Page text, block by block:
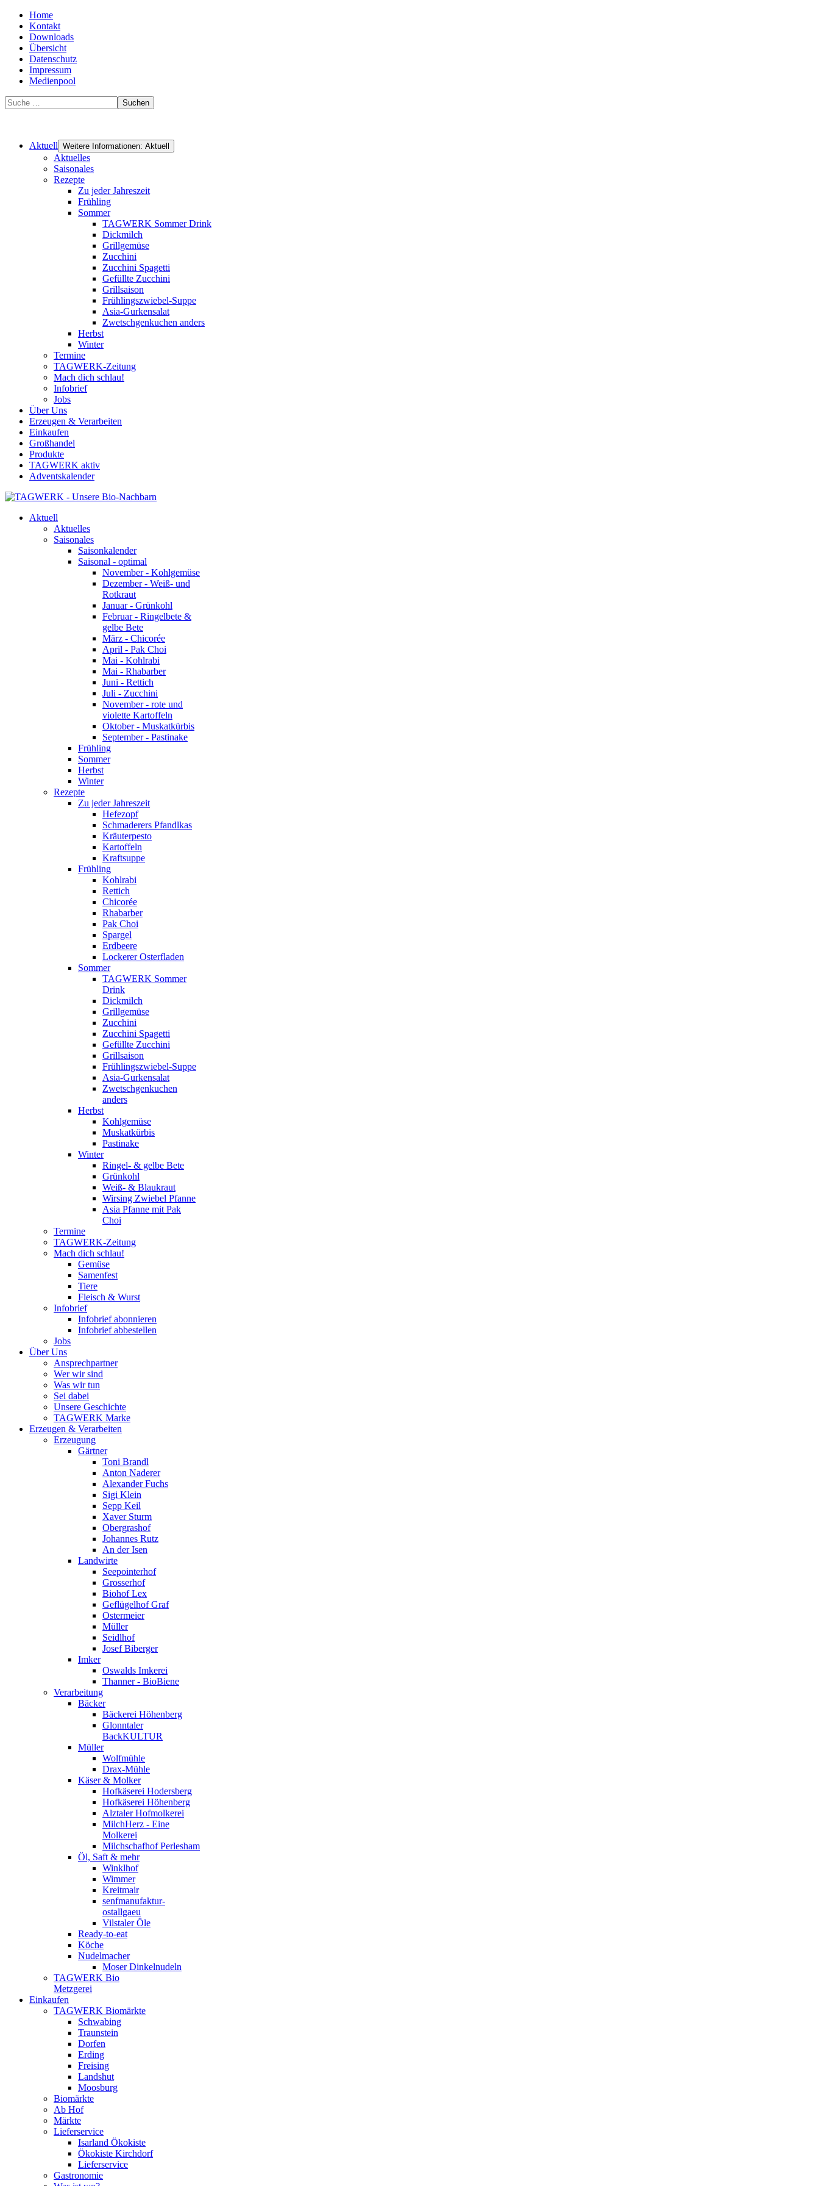
Home
Kontakt
Downloads
Übersicht
Datenschutz
Impressum
Medienpool
Suchen
Aktuell Weitere Informationen: Aktuell
Aktuelles
Saisonales
Rezepte
Zu jeder Jahreszeit
Frühling
Sommer
TAGWERK Sommer Drink
Dickmilch
Grillgemüse
Zucchini
Zucchini Spagetti
Gefüllte Zucchini
Grillsaison
Frühlingszwiebel-Suppe
Asia-Gurkensalat
Zwetschgenkuchen anders
Herbst
Winter
Termine
TAGWERK-Zeitung
Mach dich schlau!
Infobrief
Jobs
Über Uns
Erzeugen & Verarbeiten
Einkaufen
Großhandel
Produkte
TAGWERK aktiv
Adventskalender
Aktuell
Aktuelles
Saisonales
Saisonkalender
Saisonal - optimal
November - Kohlgemüse
Dezember - Weiß- und
Rotkraut
Januar - Grünkohl
Februar - Ringelbete &
gelbe Bete
März - Chicorée
April - Pak Choi
Mai - Kohlrabi
Mai - Rhabarber
Juni - Rettich
Juli - Zucchini
November - rote und
violette Kartoffeln
Oktober - Muskatkürbis
September - Pastinake
Frühling
Sommer
Herbst
Winter
Rezepte
Zu jeder Jahreszeit
Hefezopf
Schmaderers Pfandlkas
Kräuterpesto
Kartoffeln
Kraftsuppe
Frühling
Kohlrabi
Rettich
Chicorée
Rhabarber
Pak Choi
Spargel
Erdbeere
Lockerer Osterfladen
Sommer
TAGWERK Sommer
Drink
Dickmilch
Grillgemüse
Zucchini
Zucchini Spagetti
Gefüllte Zucchini
Grillsaison
Frühlingszwiebel-Suppe
Asia-Gurkensalat
Zwetschgenkuchen
anders
Herbst
Kohlgemüse
Muskatkürbis
Pastinake
Winter
Ringel- & gelbe Bete
Grünkohl
Weiß- & Blaukraut
Wirsing Zwiebel Pfanne
Asia Pfanne mit Pak
Choi
Termine
TAGWERK-Zeitung
Mach dich schlau!
Gemüse
Samenfest
Tiere
Fleisch & Wurst
Infobrief
Infobrief abonnieren
Infobrief abbestellen
Jobs
Über Uns
Ansprechpartner
Wer wir sind
Was wir tun
Sei dabei
Unsere Geschichte
TAGWERK Marke
Erzeugen & Verarbeiten
Erzeugung
Gärtner
Toni Brandl
Anton Naderer
Alexander Fuchs
Sigi Klein
Sepp Keil
Xaver Sturm
Obergrashof
Johannes Rutz
An der Isen
Landwirte
Seepointerhof
Grosserhof
Biohof Lex
Geflügelhof Graf
Ostermeier
Müller
Seidlhof
Josef Biberger
Imker
Oswalds Imkerei
Thanner - BioBiene
Verarbeitung
Bäcker
Bäckerei Höhenberg
Glonntaler
BackKULTUR
Müller
Wolfmühle
Drax-Mühle
Käser & Molker
Hofkäserei Hodersberg
Hofkäserei Höhenberg
Alztaler Hofmolkerei
MilchHerz - Eine
Molkerei
Milchschafhof Perlesham
Öl, Saft & mehr
Winklhof
Wimmer
Kreitmair
senfmanufaktur-
ostallgaeu
Vilstaler Öle
Ready-to-eat
Köche
Nudelmacher
Moser Dinkelnudeln
TAGWERK Bio
Metzgerei
Einkaufen
TAGWERK Biomärkte
Schwabing
Traunstein
Dorfen
Erding
Freising
Landshut
Moosburg
Biomärkte
Ab Hof
Märkte
Lieferservice
Isarland Ökokiste
Ökokiste Kirchdorf
Lieferservice
Gastronomie